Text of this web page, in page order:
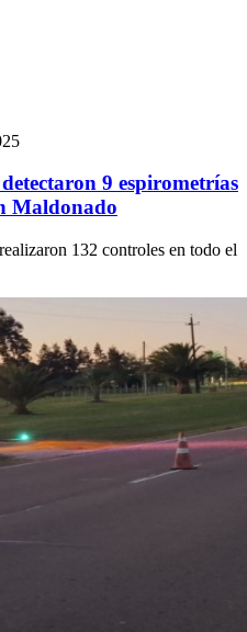
9 espirometrías
Maldonado
132 controles en todo el